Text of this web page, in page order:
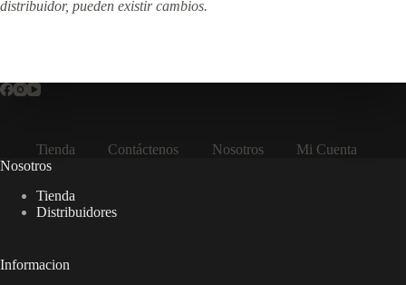
distribuidor, pueden existir cambios.
Tienda Contáctenos Nosotros
Mi Cuenta
Nosotros
Tienda
Distribuidores
Informacion